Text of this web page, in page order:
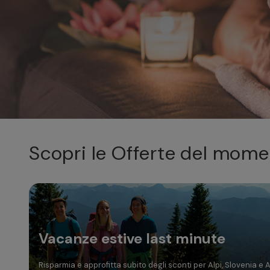
Dom Mer Gio
5 6
9 10 11 12 13
16 17 18 19 20
23 24 25 26 27
30 31
Scopri le Offerte del
Vacanze estive last minute
Risparmia e approfitta subito degli sconti per Alpi, Slovenia e